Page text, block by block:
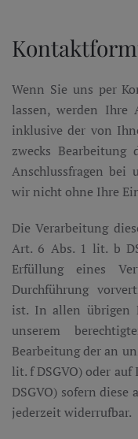
Wenn Sie uns per
lassen, werden Ihre
inklusive der von
zwecks
Anschlussfragen bei
wir nicht ohne Ihre
Die Verarbeitung
Art. 6 Abs. 1 lit. b
Erfüllung eines
Durchführung
ist. In allen übrigen
unserem
Bearbeitung der an
lit. f DSGVO) oder
DSGVO) sofern
jederzeit widerrufbar.